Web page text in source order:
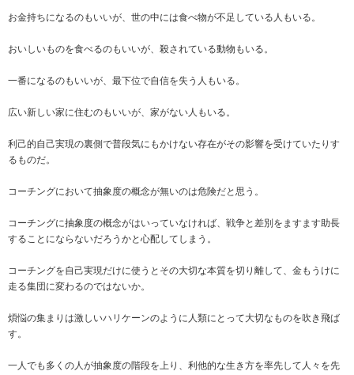
お金持ちになるのもいいが、世の中には食べ物が不足している人もいる。
おいしいものを食べるのもいいが、殺されている動物もいる。
一番になるのもいいが、最下位で自信を失う人もいる。
広い新しい家に住むのもいいが、家がない人もいる。
利己的自己実現の裏側で普段気にもかけない存在がその影響を受けていたりす
るものだ。
コーチングにおいて抽象度の概念が無いのは危険だと思う。
コーチングに抽象度の概念がはいっていなければ、戦争と差別をますます助長
することにならないだろうかと心配してしまう。
コーチングを自己実現だけに使うとその大切な本質を切り離して、金もうけに
走る集団に変わるのではないか。
煩悩の集まりは激しいハリケーンのように人類にとって大切なものを吹き飛ば
す。
一人でも多くの人が抽象度の階段を上り、利他的な生き方を率先して人々を先